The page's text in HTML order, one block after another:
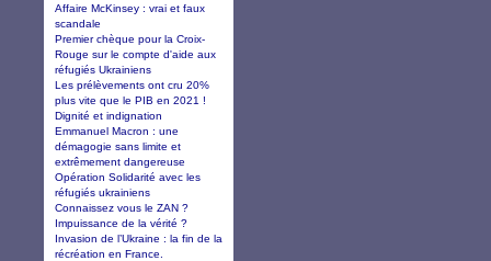
Affaire McKinsey : vrai et faux
scandale
Premier chèque pour la Croix-
Rouge sur le compte d'aide aux
réfugiés Ukrainiens
Les prélèvements ont cru 20%
plus vite que le PIB en 2021 !
Dignité et indignation
Emmanuel Macron : une
démagogie sans limite et
extrêmement dangereuse
Opération Solidarité avec les
réfugiés ukrainiens
Connaissez vous le ZAN ?
Impuissance de la vérité ?
Invasion de l’Ukraine : la fin de la
récréation en France.